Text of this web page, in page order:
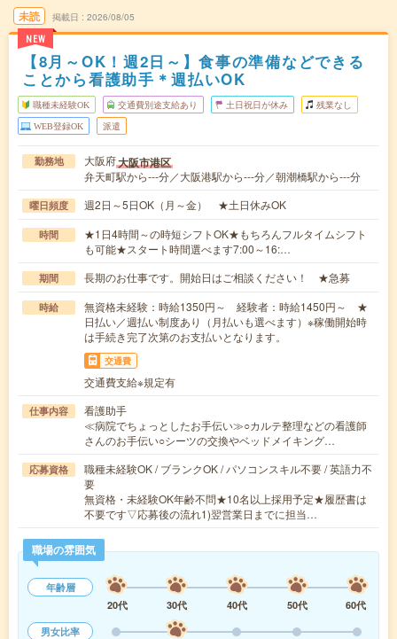
未読
NEW
掲載日 2026/08/05
【8月～OK！週2日～】食事の準備などできる
ことから看護助手＊週払いOK
職種未経験OK 交通費別途支給あり 土日祝日が休み 残業なし
WEB登録OK 派遣
勤務地 大阪府大阪市港区
弁天町駅から---分／大阪港駅から---分／朝潮橋駅から---分
曜日頻度 週2日～5日OK（月～金） ★土日休みOK
時間
★1日4時間～の時短シフトOK★もちろんフルタイムシフト
も可能★スタート時間選べます7:00～16:…
期間 長期のお仕事です。開始日はご相談ください！ ★急募
時給
無資格未経験：時給1350円～ 経験者：時給1450円～ ★
日払い／週払い制度あり（月払いも選べます）※稼働開始時
は手続き完了次第のお支払いとなります。
交通費
交通費支給※規定有
仕事内容
看護助手
≪病院でちょっとしたお手伝い≫○カルテ整理などの看護師
さんのお手伝い○シーツの交換やベッドメイキング…
応募資格
職種未経験OK / ブランクOK / パソコンスキル不要 / 英語力不
要
無資格・未経験OK年齢不問★10名以上採用予定★履歴書は
不要です▽応募後の流れ1)翌営業日までに担当…
職場の雰囲気
年齢層
20代
30代 40代 50代
60代
男女比率